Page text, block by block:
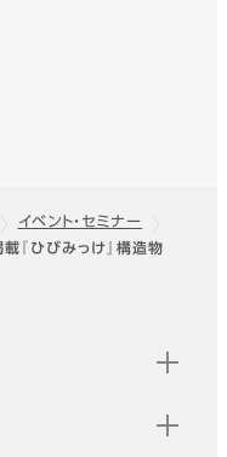
イベント・セミナー
『ひびみっけ』構造物